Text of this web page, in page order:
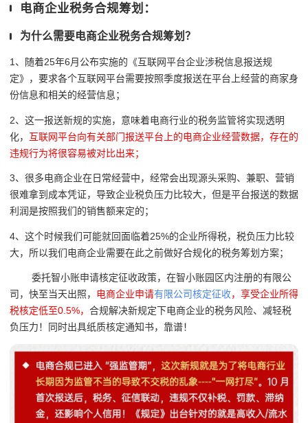
电商企业税务合规筹划：
为什么需要电商企业税务合规筹划？
1、随着25年6月公布实施的 《互联网平台企业涉税信息报送规
定》，要求各个互联网平台需要按照季度报送在平台上经营的商家身
份信息和相关的经营信息；
2、这一报送新规的实施，意味着电商行业的税务监管将实现透明
化， 互联网平台向有关部门报送平台上的电商企业经营数据，存在的
违规行为将很容易被对比出来；
3、很多电商企业在日常经营中，经常会出现源头采购、兼职、营销
很难拿到成本凭证，导致企业税负压力比较大， 但是平台报送的数据
利润是按照我们的销售额来定的；
4、这个时候我们可能就回面临着25%的企业所得税，税负压力比较
大，所以我们电商企业需要在此之前做好合规化的税务筹划方案；
委托智小账申请核定征收政策，在智小账园区内注册的有限公
司，快至当天出照， 电商企业申请有限公司核定征收，享受企业所得
税核定低至0.5%， 合规解决新规定下电商企业的税务风险、减轻税
负压力！同时出具纸质核定通知书，靠谱！